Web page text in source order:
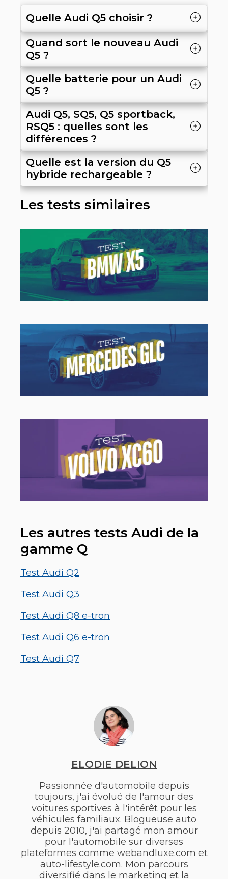
Quelle Audi Q5 choisir ?
Quand sort le nouveau Audi
Q5 ?
Quelle batterie pour un Audi
Q5 ?
Audi Q5, SQ5, Q5 sportback,
RSQ5 : quelles sont les
différences ?
Quelle est la version du Q5
hybride rechargeable ?
Les tests similaires
Les autres tests Audi de la
gamme Q
Test Audi Q2
Test Audi Q3
Test Audi Q8 e-tron
Test Audi Q6 e-tron
Test Audi Q7
ELODIE DELION
Passionnée d'automobile depuis
toujours, j'ai évolué de l'amour des
voitures sportives à l'intérêt pour les
véhicules familiaux. Blogueuse auto
depuis 2010, j'ai partagé mon amour
pour l'automobile sur diverses
plateformes comme webandluxe.com et
auto-lifestyle.com. Mon parcours
diversifié dans le marketing et la